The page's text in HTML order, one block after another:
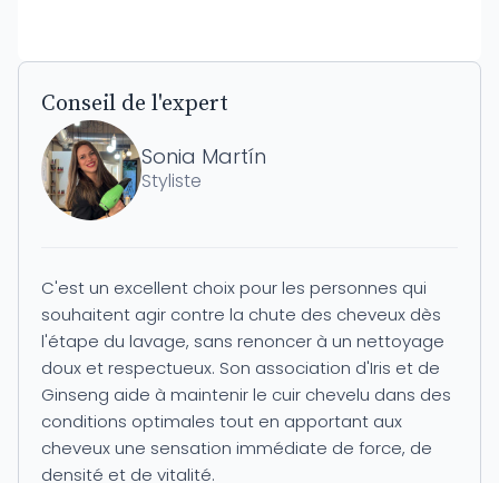
Conseil de l'expert
Sonia Martín
Styliste
C'est un excellent choix pour les personnes qui
souhaitent agir contre la chute des cheveux dès
l'étape du lavage, sans renoncer à un nettoyage
doux et respectueux. Son association d'Iris et de
Ginseng aide à maintenir le cuir chevelu dans des
conditions optimales tout en apportant aux
cheveux une sensation immédiate de force, de
densité et de vitalité.